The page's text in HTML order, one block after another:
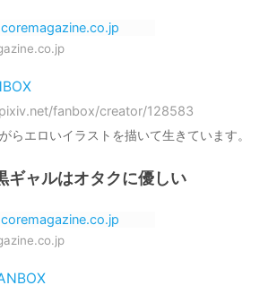
fanbox/creator/128583
らエロいイラストを描いて生きています。
ギャルはオタクに優しい